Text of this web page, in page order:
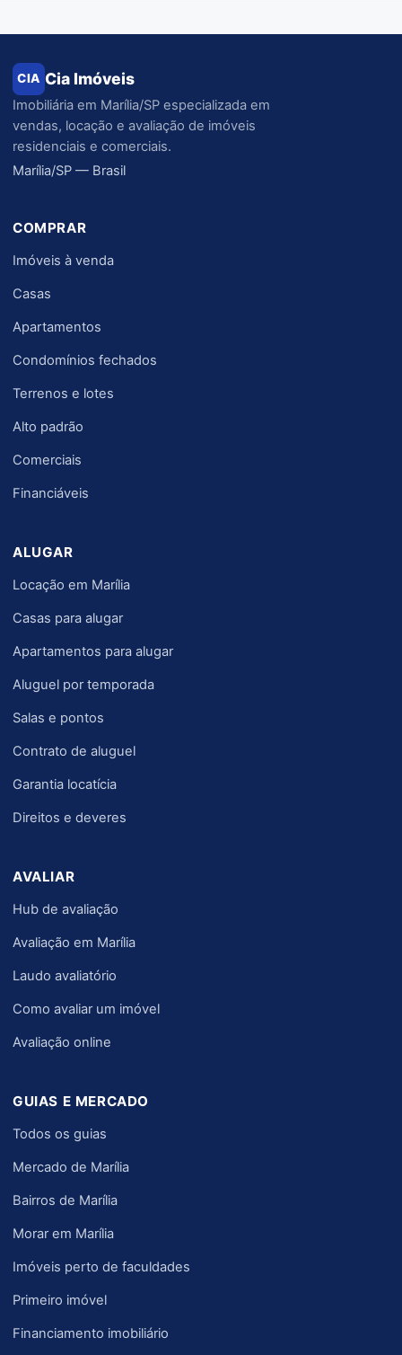
CIA Cia Imóveis
Imobiliária em Marília/SP especializada em
vendas, locação e avaliação de imóveis
residenciais e comerciais.
Marília/SP — Brasil
COMPRAR
Imóveis à venda
Casas
Apartamentos
Condomínios fechados
Terrenos e lotes
Alto padrão
Comerciais
Financiáveis
ALUGAR
Locação em Marília
Casas para alugar
Apartamentos para alugar
Aluguel por temporada
Salas e pontos
Contrato de aluguel
Garantia locatícia
Direitos e deveres
AVALIAR
Hub de avaliação
Avaliação em Marília
Laudo avaliatório
Como avaliar um imóvel
Avaliação online
GUIAS E MERCADO
Todos os guias
Mercado de Marília
Bairros de Marília
Morar em Marília
Imóveis perto de faculdades
Primeiro imóvel
Financiamento imobiliário